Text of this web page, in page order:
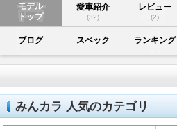
モデル
トップ
愛車紹介
(32)
レビュー
(2)
ブログ スペック ランキング
みんカラ 人気のカテゴリ